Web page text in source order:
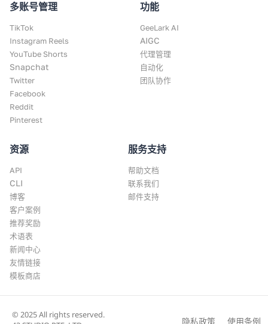
多账号管理
TikTok
Instagram Reels
YouTube Shorts
Snapchat
Twitter
Facebook
Reddit
Pinterest
功能
GeeLark AI
AIGC
代理管理
自动化
团队协作
资源
API
CLI
博客
客户案例
推荐奖励
术语表
新闻中心
友情链接
模板商店
服务支持
帮助文档
联系我们
邮件支持
© 2025 All rights reserved.
隐私政策 使用条例